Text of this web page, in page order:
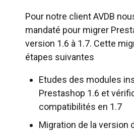
Pour notre client AVDB
mandaté pour migrer
version 1.6 à 1.7. Cette
étapes suivantes
Etudes des modules
Prestashop 1.6 et
compatibilités en 1.7
Migration de la version